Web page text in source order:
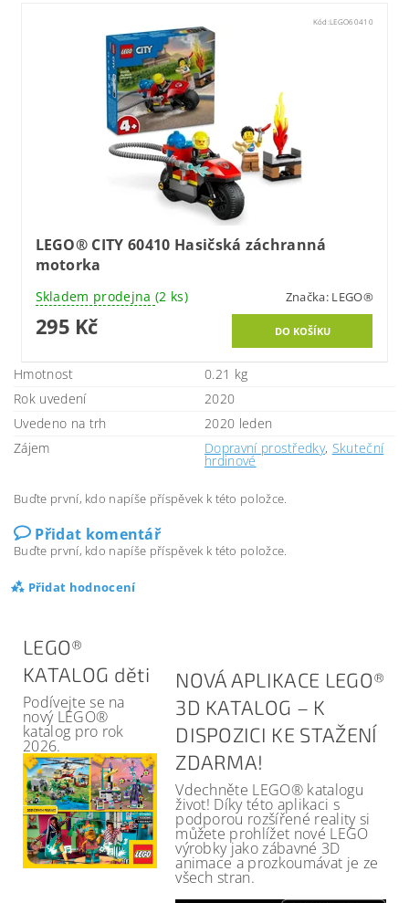
Kód:LEGO60410
LEGO® CITY 60410 Hasičská záchranná
motorka
Skladem prodejna (2 ks) Značka: LEGO®
295 Kč
Hmotnost
0.21 kg
Rok uvedení
2020
Uvedeno na trh
2020 leden
Zájem
Dopravní prostředky, Skuteční
hrdinové
Buďte první, kdo napíše příspěvek k této položce.
Přidat komentář
Buďte první, kdo napíše příspěvek k této položce.
Přidat hodnocení
LEGO®
KATALOG děti
Podívejte se na
nový LEGO®
katalog pro rok
2026.
NOVÁ APLIKACE LEGO®
3D KATALOG – K
DISPOZICI KE STAŽENÍ
ZDARMA!
Vdechněte LEGO® katalogu
život! Díky této aplikaci s
podporou rozšířené reality si
můžete prohlížet nové LEGO
výrobky jako zábavné 3D
animace a prozkoumávat je ze
všech stran.